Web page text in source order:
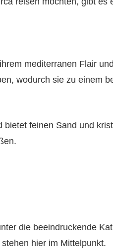
mediterranen Flair
wodurch sie zu einem
feinen Sand und
die beeindruckende
hier im Mittelpunkt.